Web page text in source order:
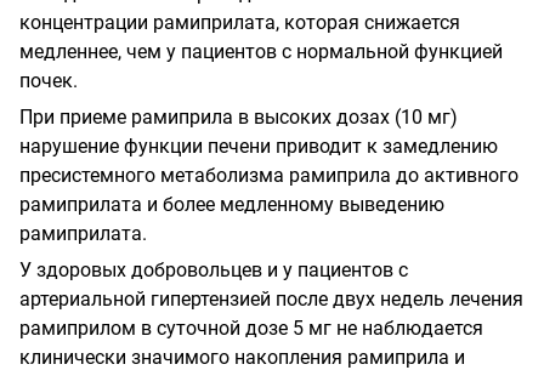
концентрации рамиприлата, которая снижается
медленнее, чем у пациентов с нормальной функцией
почек.
При приеме рамиприла в высоких дозах (10 мг)
нарушение функции печени приводит к замедлению
пресистемного метаболизма рамиприла до активного
рамиприлата и более медленному выведению
рамиприлата.
У здоровых добровольцев и у пациентов с
артериальной гипертензией после двух недель лечения
рамиприлом в суточной дозе 5 мг не наблюдается
клинически значимого накопления рамиприла и